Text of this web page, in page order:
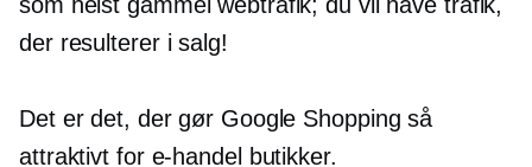
der resulterer i salg!
Det er det, der gør Google Shopping så
attraktivt for e-handelbutikker.